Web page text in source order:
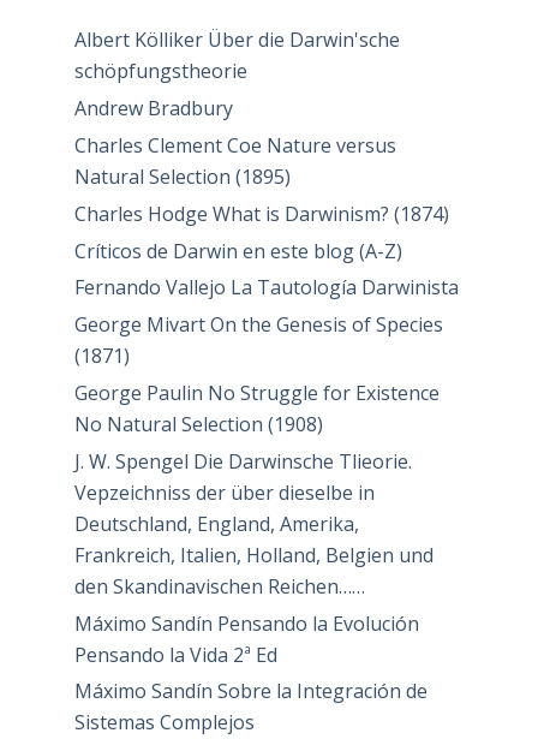
Albert Kölliker Über die Darwin'sche
schöpfungstheorie
Andrew Bradbury
Charles Clement Coe Nature versus
Natural Selection (1895)
Charles Hodge What is Darwinism? (1874)
Críticos de Darwin en este blog (A-Z)
Fernando Vallejo La Tautología Darwinista
George Mivart On the Genesis of Species
(1871)
George Paulin No Struggle for Existence
No Natural Selection (1908)
J. W. Spengel Die Darwinsche Tlieorie.
Vepzeichniss der über dieselbe in
Deutschland, England, Amerika,
Frankreich, Italien, Holland, Belgien und
den Skandinavischen Reichen……
Máximo Sandín Pensando la Evolución
Pensando la Vida 2ª Ed
Máximo Sandín Sobre la Integración de
Sistemas Complejos